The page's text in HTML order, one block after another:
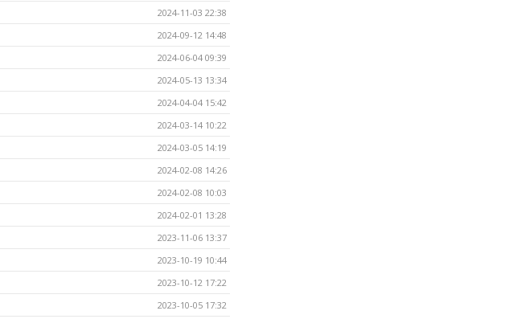
2024-11-03 22:38
2024-09-12 14:48
2024-06-04 09:39
2024-05-13 13:34
2024-04-04 15:42
2024-03-14 10:22
2024-03-05 14:19
2024-02-08 14:26
2024-02-08 10:03
2024-02-01 13:28
2023-11-06 13:37
2023-10-19 10:44
2023-10-12 17:22
2023-10-05 17:32